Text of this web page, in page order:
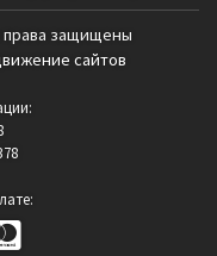
защищены
сайтов